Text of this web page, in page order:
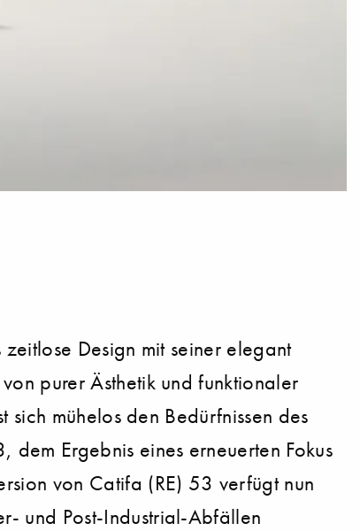
Design mit seiner elegant
purer Ästhetik und funktionaler
mühelos den Bedürfnissen des
Ergebnis eines erneuerten Fokus
von Catifa (RE) 53 verfügt nun
und Post-Industrial-Abfällen